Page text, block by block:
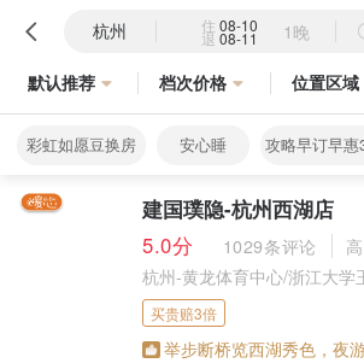
杭州 住 08-10
退 08-11 1晚
默认推荐 档次价格 位置区域
彩虹如愿豆换房 安心睡 攻略早订早惠
建国璞隐-杭州西湖店
5.0分
1029条评论
杭州-黄龙体育中心/浙江大学
买贵赔3倍
举步断桥览西湖秀色，夜